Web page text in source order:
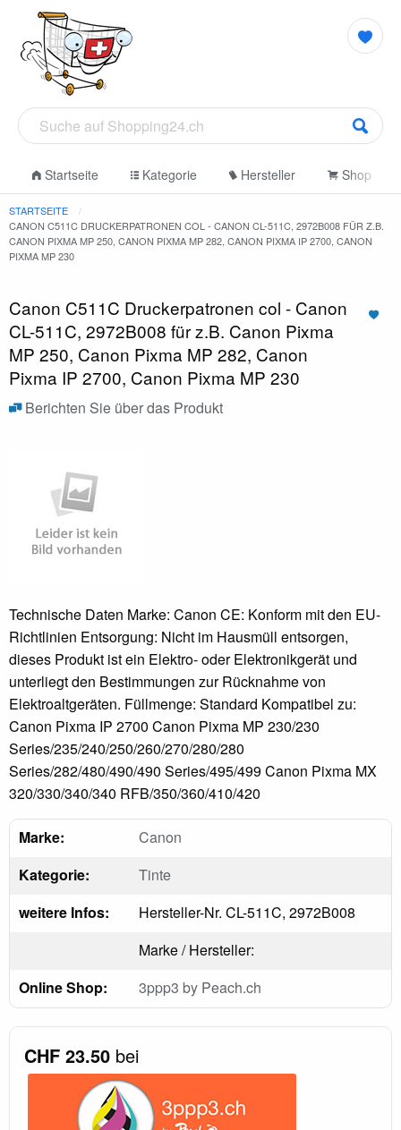
Startseite Kategorie Hersteller Shop
STARTSEITE
CANON C511C DRUCKERPATRONEN COL - CANON CL-511C, 2972B008 FÜR Z.B.
CANON PIXMA MP 250, CANON PIXMA MP 282, CANON PIXMA IP 2700, CANON
PIXMA MP 230
Canon C511C Druckerpatronen col - Canon
CL-511C, 2972B008 für z.B. Canon Pixma
MP 250, Canon Pixma MP 282, Canon
Pixma IP 2700, Canon Pixma MP 230
Berichten Sie über das Produkt
Technische Daten Marke: Canon CE: Konform mit den EU-
Richtlinien Entsorgung: Nicht im Hausmüll entsorgen,
dieses Produkt ist ein Elektro- oder Elektronikgerät und
unterliegt den Bestimmungen zur Rücknahme von
Elektroaltgeräten. Füllmenge: Standard Kompatibel zu:
Canon Pixma IP 2700 Canon Pixma MP 230/230
Series/235/240/250/260/270/280/280
Series/282/480/490/490 Series/495/499 Canon Pixma MX
320/330/340/340 RFB/350/360/410/420
Marke:
Canon
Kategorie:
Tinte
weitere Infos:
Hersteller-Nr. CL-511C, 2972B008
Marke / Hersteller:
Online Shop:
3ppp3 by Peach.ch
CHF 23.50 bei